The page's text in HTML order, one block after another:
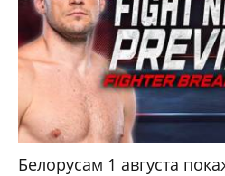
Белорусам 1 августа